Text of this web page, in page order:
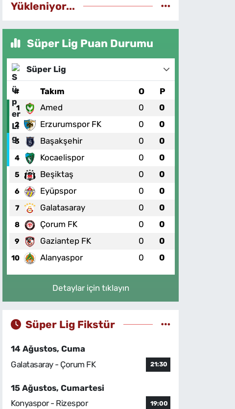
Yükleniyor...
Süper Lig Puan Durumu
Süper Lig
# Takım O P
1 Amed 0 0
2 Erzurumspor FK 0 0
3 Başakşehir 0 0
4 Kocaelispor 0 0
5 Beşiktaş 0 0
6 Eyüpspor 0 0
7 Galatasaray 0 0
8 Çorum FK 0 0
9 Gaziantep FK 0 0
10 Alanyaspor 0 0
Detaylar için tıklayın
Süper Lig Fikstür
14 Ağustos, Cuma
Galatasaray - Çorum FK
21:30
15 Ağustos, Cumartesi
Konyaspor - Rizespor
19:00